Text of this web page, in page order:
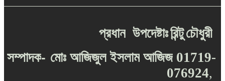
প্রধান উপদেষ্টাঃরিন্টুচৌধুরী
সম্পাদক- মোঃ আজিজুল ইসলাম আজিজ 01719-
076924,